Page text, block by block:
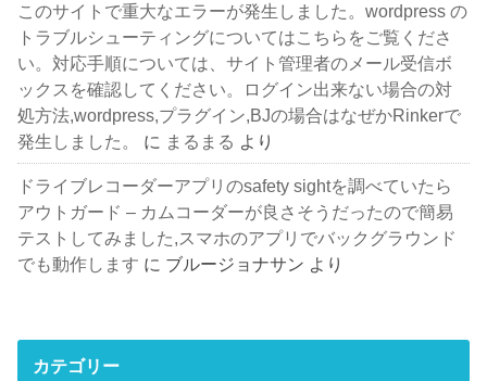
このサイトで重大なエラーが発生しました。wordpress の
トラブルシューティングについてはこちらをご覧くださ
い。対応手順については、サイト管理者のメール受信ボ
ックスを確認してください。ログイン出来ない場合の対
処方法,wordpress,プラグイン,BJの場合はなぜかRinkerで
発生しました。
に まるまる より
ドライブレコーダーアプリのsafety sightを調べていたら
アウトガード – カムコーダーが良さそうだったので簡易
テストしてみました,スマホのアプリでバックグラウンド
でも動作します に ブルージョナサン より
カテゴリー